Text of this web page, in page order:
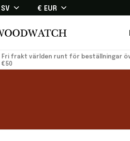
SV € EUR
Fri frakt världen runt för beställningar
€50